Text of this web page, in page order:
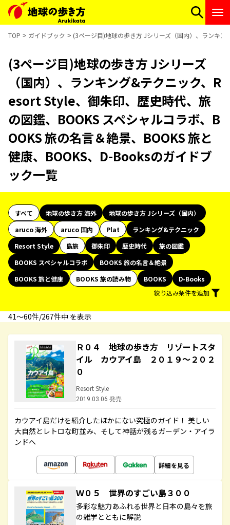
TOP ガイドブック (3ページ目)地球の歩き方 Jシリーズ（国内）、ランキ
(3ページ目)地球の歩き方 Jシリーズ
（国内）、ランキング&テクニック、R
esort Style、御朱印、歴史時代、旅
の図鑑、BOOKS スペシャルコラボ、B
OOKS 旅の名言＆絶景、BOOKS 旅と
健康、BOOKS、D-Booksのガイドブ
ック一覧
すべて 地球の歩き方 海外
地球の歩き方 Jシリーズ（国内）
aruco 海外
aruco 国内 Plat
ランキング&テクニック
Resort Style
島旅 御朱印 歴史時代
旅の図鑑
BOOKS スペシャルコラボ
BOOKS 旅の名言＆絶景
BOOKS 旅と健康
BOOKS 旅の読み物 BOOKS
D-Books
絞り込み条件を追加
41〜60件/267件中 を表示
Ｒ０４ 地球の歩き方 リゾートスタ
イル カウアイ島 ２０１９～２０２
０
Resort Style
2019.03.06 発売
カウアイ島だけを紹介したほかにない究極のガイド！ 美しい
大自然とレトロな町並み、そして神話が残るガーデン・アイラ
ンドへ
詳細を見る
Ｗ０５ 世界のすごい島３００
多彩な魅力あふれる世界と日本の島々を旅
の雑学とともに解説